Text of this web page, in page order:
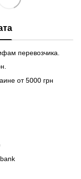
перевозчика.
от 5000 грн